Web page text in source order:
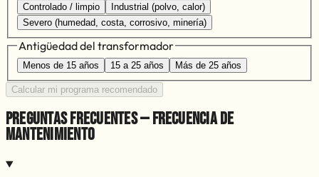
Controlado / limpio
Industrial (polvo, calor)
Severo (humedad, costa, corrosivo, minería)
Antigüedad del transformador
Menos de 15 años 15 a 25 años Más de 25 años
Calcular mi programa recomendado
Preguntas frecuentes — frecuencia de
mantenimiento